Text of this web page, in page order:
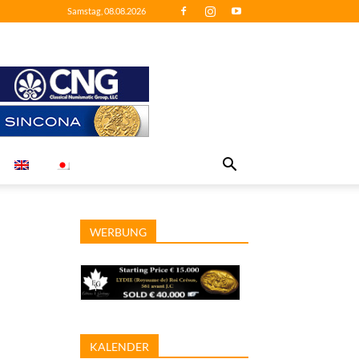
Samstag, 08.08.2026
WERBUNG
KALENDER